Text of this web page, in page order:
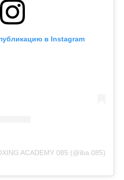
в Instagram
ACADEMY 085 (@iba.085)